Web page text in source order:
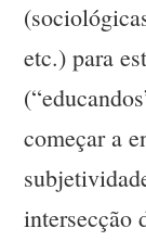
etc.) para
começar a
intersecção